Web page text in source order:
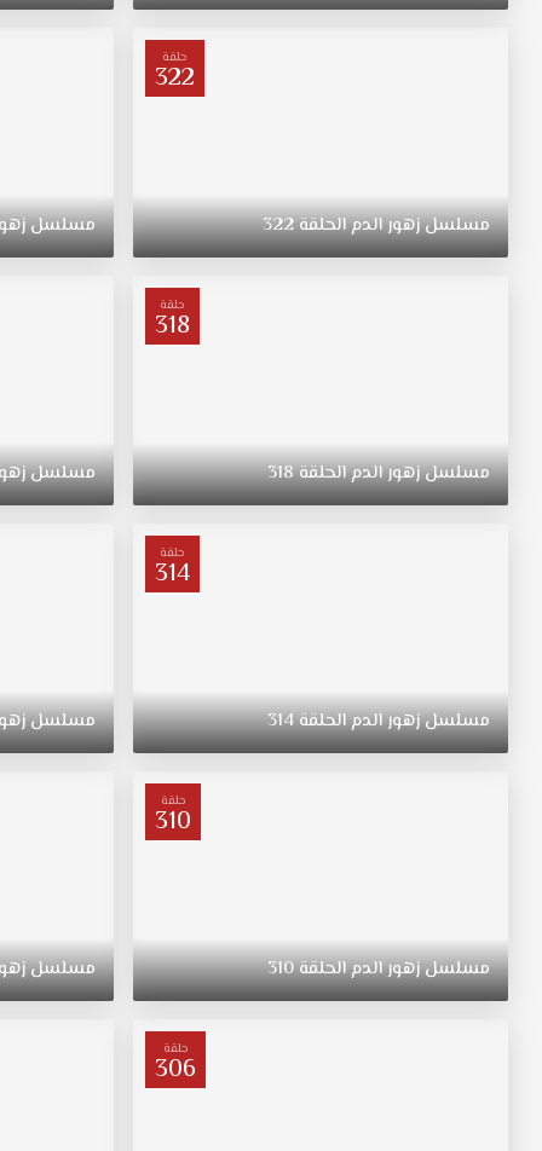
بالصراعات
لكن
هل
ستتحول
حلقة
322
مسلسلزهورالدمالحلقة322 مسلسل
حلقة
318
مسلسلزهورالدمالحلقة318 مسلسل
حلقة
314
مسلسلزهورالدمالحلقة314 مسلسل
حلقة
310
مسلسلزهورالدمالحلقة310 مسلسل
حلقة
306